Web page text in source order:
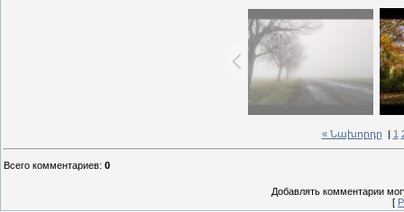
« Նախորդը 1
Всего комментариев: 0
Добавлять комментарии
[